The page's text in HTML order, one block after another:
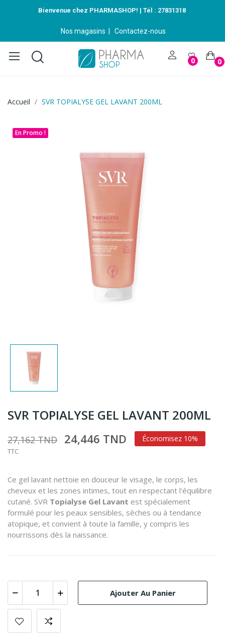
Bienvenue chez PHARMASHOP! | Tél : 27831318
Nos magasins Contactez-nous
0 0
Accueil SVR TOPIALYSE GEL LAVANT 200ML
En Promo !
SVR TOPIALYSE GEL LAVANT 200ML
27,162 TND 24,446 TND Économisez 10%
TTC
Ce gel lavant nettoie en douceur le visage, le corps, les
cheveux et les zones intimes, tout en respectant l'équilibre
cutané. SVR Topialyse Gel Lavant est spécialement
formulé pour les peaux sensibles, sèches ou à tendance
atopique, et convient à toute la famille, y compris les
nourrissons dès la naissance.
Ajouter Au Panier